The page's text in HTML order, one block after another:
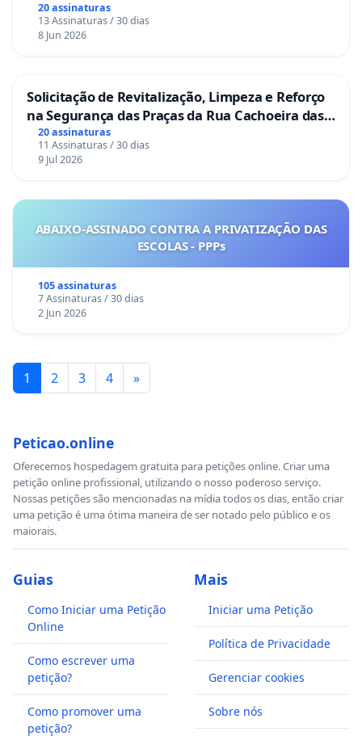
20 assinaturas
13 Assinaturas / 30 dias
8 Jun 2026
Solicitação de Revitalização, Limpeza e Reforço
na Segurança das Praças da Rua Cachoeira das
Sete Ilhas
20 assinaturas
11 Assinaturas / 30 dias
9 Jul 2026
ABAIXO-ASSINADO CONTRA A PRIVATIZAÇÃO DAS
ESCOLAS - PPPs
105 assinaturas
7 Assinaturas / 30 dias
2 Jun 2026
1 2 3 4 »
Peticao.online
Oferecemos hospedagem gratuita para petições online. Criar uma
petição online profissional, utilizando o nosso poderoso serviço.
Nossas petições são mencionadas na mídia todos os dias, então criar
uma petição é uma ótima maneira de ser notado pelo público e os
maiorais.
Guias
Como Iniciar uma Petição
Online
Como escrever uma
petição?
Como promover uma
petição?
Mais
Iniciar uma Petição
Política de Privacidade
Gerenciar cookies
Sobre nós